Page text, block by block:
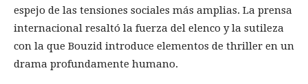
espejo de las tensiones sociales más amplias. La prensa
internacional resaltó la fuerza del elenco y la sutileza
con la que Bouzid introduce elementos de thriller en un
drama profundamente humano.